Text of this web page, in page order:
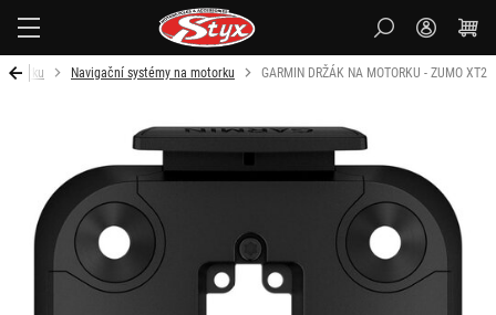
Navigační systémy na motorku GARMIN DRŽÁK NA MOTORKU - ZUMO XT2